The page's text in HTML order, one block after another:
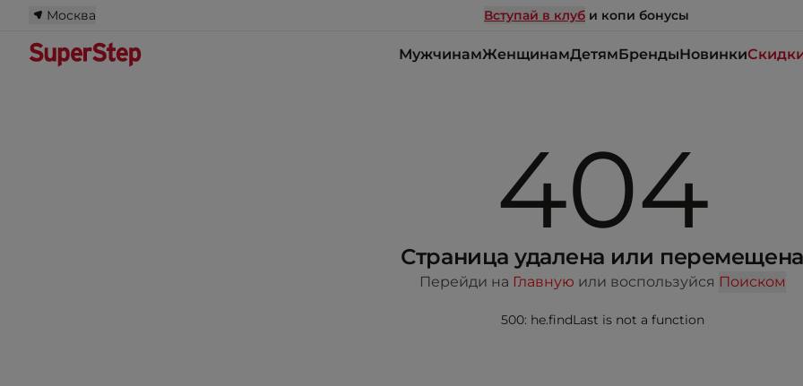
Москва Вступай в клуб и копи бонусы
МужчинамЖенщинамДетямБрендыНовинки
404
Страница удалена или перемещена
Перейди на Главную или воспользуйся Поиском
500: he.findLast is not a function